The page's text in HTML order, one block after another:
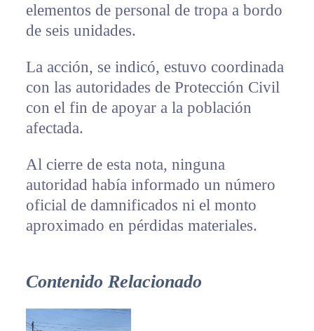
elementos de personal de tropa a bordo
de seis unidades.
La acción, se indicó, estuvo coordinada
con las autoridades de Protección Civil
con el fin de apoyar a la población
afectada.
Al cierre de esta nota, ninguna
autoridad había informado un número
oficial de damnificados ni el monto
aproximado en pérdidas materiales.
Contenido Relacionado